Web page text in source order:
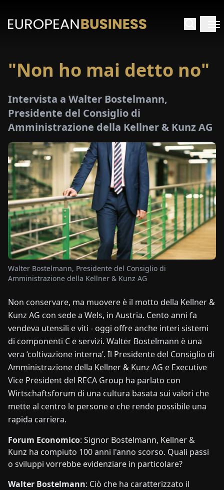
HOME
PAPER
FIERE
CONTATTACI
"Non ho mai detto no"
Intervista a Walter Bostelmann,
Presidente del Consiglio di
Amministrazione della Kellner & Kunz AG
Walter Bostelmann, Presidente del Consiglio di
Amministrazione della Kellner & Kunz AG
Non conservare, ma muovere è il motto della Kellner &
Kunz AG con sede a Wels, in Austria. Cento anni fa
vendeva utensili e viti - oggi offre anche interi sistemi
di componenti C e servizi. Walter Bostelmann è una
vera ‘coltivazione interna’. Il Presidente del Consiglio di
Amministrazione della Kellner & Kunz AG e Executive
Vice President del RECA Group ha parlato con
Wirtschaftsforum di una cultura basata sui valori che
mette al centro le persone e che rende possibile una
rapida carriera.
Forum Economico: Signor Bostelmann, Kellner &
Kunz ha compiuto 100 anni l'anno scorso. Quali passi
o sviluppi vorrebbe evidenziare in particolare?
Walter Bostelmann: Ciò che ha caratterizzato il